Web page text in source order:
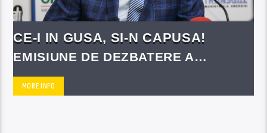
CE-I IN GUSA, SI-N CAPUSA!
EMISIUNE DE DEZBATERE A
PERSONALITATI PUBLICE
ROMANESTI
MORE INFO